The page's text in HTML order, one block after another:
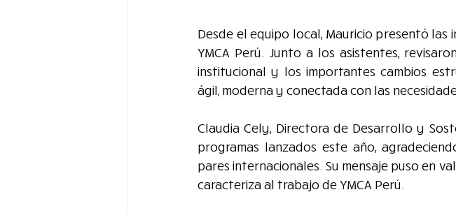
Desde el equipo local, Mauricio presentó
YMCA Perú. Junto a los asistentes,
institucional y los importantes cambios
ágil, moderna y conectada con las
Claudia Cely, Directora de Desarrollo y
programas lanzados este año,
pares internacionales. Su mensaje puso en
caracteriza al trabajo de YMCA Perú.